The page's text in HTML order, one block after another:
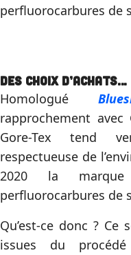
perfluorocarbures de
Des choix d’achats…
Homologué
rapprochement
Gore-Tex tend
respectueuse de
2020 la
perfluorocarbures de
Qu’est-ce donc ?
issues du